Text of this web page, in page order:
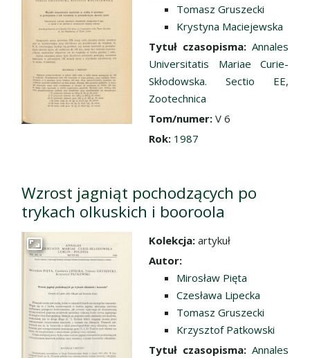
Tomasz Gruszecki
Krystyna Maciejewska
Tytuł czasopisma: Annales
Universitatis Mariae Curie-
Skłodowska. Sectio EE,
Zootechnica
Tom/numer: V 6
Rok: 1987
Wzrost jagniąt pochodzących po
trykach olkuskich i booroola
Przejdź do zbioru
Kolekcja: artykuł
Autor:
Mirosław Pięta
Czesława Lipecka
Tomasz Gruszecki
Krzysztof Patkowski
Tytuł czasopisma: Annales